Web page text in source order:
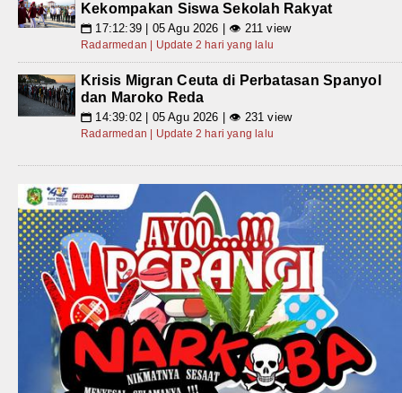
Kekompakan Siswa Sekolah Rakyat
📅 17:12:39 | 05 Agu 2026 | 👁 211 view
Radarmedan | Update 2 hari yang lalu
Krisis Migran Ceuta di Perbatasan Spanyol
dan Maroko Reda
📅 14:39:02 | 05 Agu 2026 | 👁 231 view
Radarmedan | Update 2 hari yang lalu